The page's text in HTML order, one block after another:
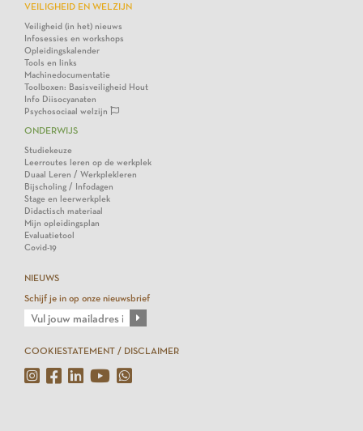
VEILIGHEID EN WELZIJN
Veiligheid (in het) nieuws
Infosessies en workshops
Opleidingskalender
Tools en links
Machinedocumentatie
Toolboxen: Basisveiligheid Hout
Info Diisocyanaten
Psychosociaal welzijn
ONDERWIJS
Studiekeuze
Leerroutes leren op de werkplek
Duaal Leren / Werkplekleren
Bijscholing / Infodagen
Stage en leerwerkplek
Didactisch materiaal
Mijn opleidingsplan
Evaluatietool
Covid-19
NIEUWS
Schijf je in op onze nieuwsbrief
COOKIESTATEMENT / DISCLAIMER